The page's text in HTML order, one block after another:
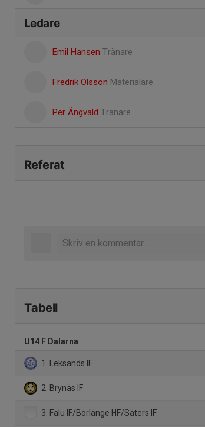
Ledare
Emil Hansen Tränare
Fredrik Olsson Materialare
Per Ängvald Tränare
Referat
Tabell
U14 F Dalarna
1. Leksands IF
2. Brynäs IF
3. Falu IF/Borlänge HF/Säters IF